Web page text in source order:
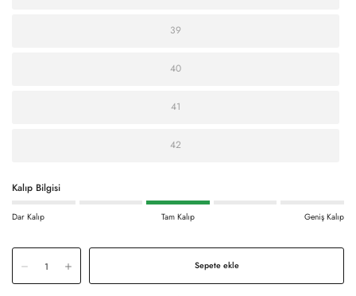
39
40
41
42
Kalıp Bilgisi
Dar Kalıp Tam Kalıp Geniş Kalıp